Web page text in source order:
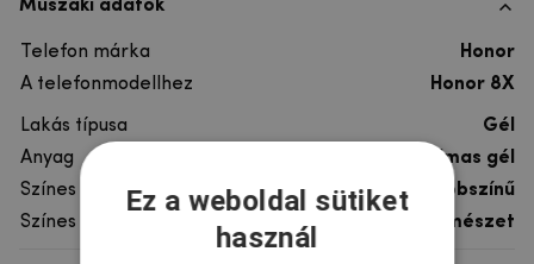
Műszaki adatok
Telefon márka
Honor
A telefonmodellhez
Honor 8X
Lakás típusa
Gél
Anyag
rugalmas gél
Színes
többszínű
Színes motívum
Természet
Ez a weboldal sütiket
használ